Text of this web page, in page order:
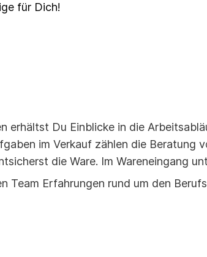
für Dich!
erhältst Du Einblicke in die
im Verkauf zählen die
die Ware. Im Wareneingang
Team Erfahrungen rund um den